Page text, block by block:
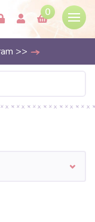
0
>>